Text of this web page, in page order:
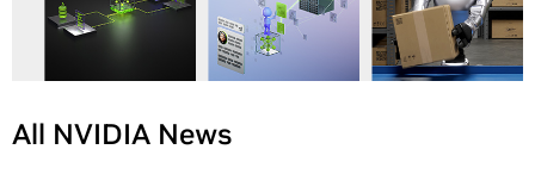
All NVIDIA News